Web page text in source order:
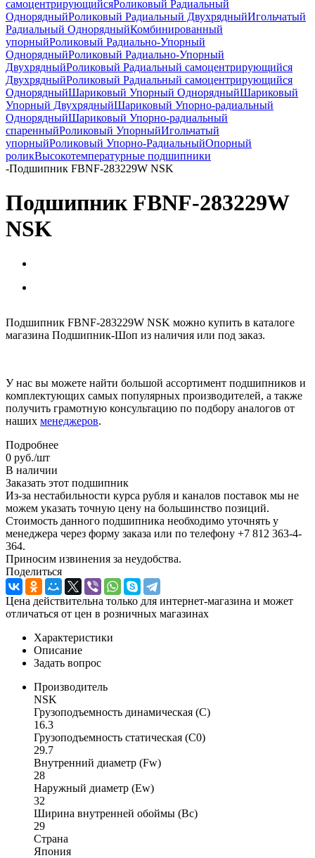
самоцентрирующийсяРоликовый Радиальный
ОднорядныйРоликовый Радиальный ДвухрядныйИгольчатый
Радиальный ОднорядныйКомбинированный
упорныйРоликовый Радиально-Упорный
ОднорядныйРоликовый Радиально-Упорный
ДвухрядныйРоликовый Радиальный самоцентрирующийся
ДвухрядныйРоликовый Радиальный самоцентрирующийся
ОднорядныйШариковый Упорный ОднорядныйШариковый
Упорный ДвухрядныйШариковый Упорно-радиальный
ОднорядныйШариковый Упорно-радиальный
спаренныйРоликовый УпорныйИгольчатый
упорныйРоликовый Упорно-РадиальныйОпорный
роликВысокотемпературные подшипники
-Подшипник FBNF-283229W NSK
Подшипник FBNF-283229W
NSK
Подшипник FBNF-283229W NSK можно купить в каталоге
магазина Подшипник-Шоп из наличия или под заказ.
У нас вы можете найти большой ассортимент подшипников и
комплектующих самых популярных производителей, а также
получить грамотную консультацию по подбору аналогов от
наших менеджеров.
Подробнее
0 руб./шт
В наличии
Заказать этот подшипник
Из-за нестабильности курса рубля и каналов поставок мы не
можем указать точную цену на большинство позиций.
Стоимость данного подшипника необходимо уточнять у
менеджера через форму заказа или по телефону +7 812 363-4-
364.
Приносим извинения за неудобства.
Поделиться
Цена действительна только для интернет-магазина и может
отличаться от цен в розничных магазинах
Характеристики
Описание
Задать вопрос
Производитель
NSK
Грузоподъемность динамическая (C)
16.3
Грузоподъемность статическая (C0)
29.7
Внутренний диаметр (Fw)
28
Наружный диаметр (Ew)
32
Ширина внутренней обоймы (Bc)
29
Страна
Япония